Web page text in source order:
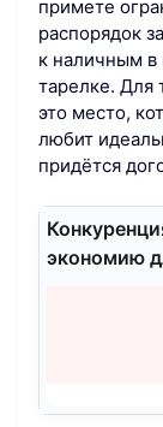
примете
распорядок
к наличным в
тарелке. Для
это место,
любит
придётся
экономию